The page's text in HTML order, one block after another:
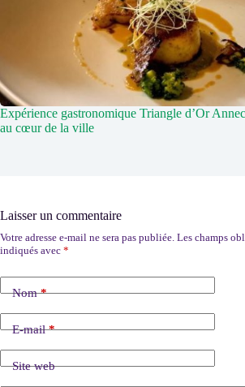
Expérience gastronomique Triangle d’Or
au cœur de la ville
Laisser un commentaire
Votre adresse e-mail ne sera pas publiée. Les champs
indiqués avec *
Nom*
E-mail*
Site web